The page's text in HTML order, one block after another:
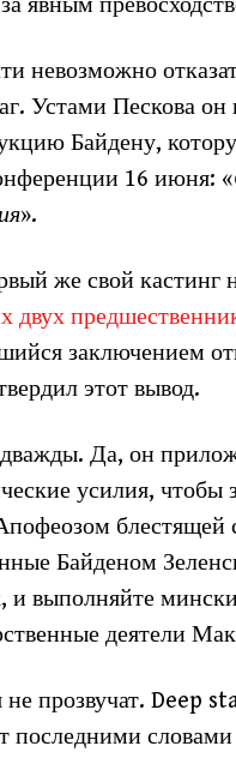
невозможно
Устами Пескова
Байдену,
16 июня: «
».
же свой кастинг
двух
заключением
этот вывод.
Да, он
усилия, чтобы
блестящей
Байденом
и выполняйте
деятели
прозвучат. Deep
последними